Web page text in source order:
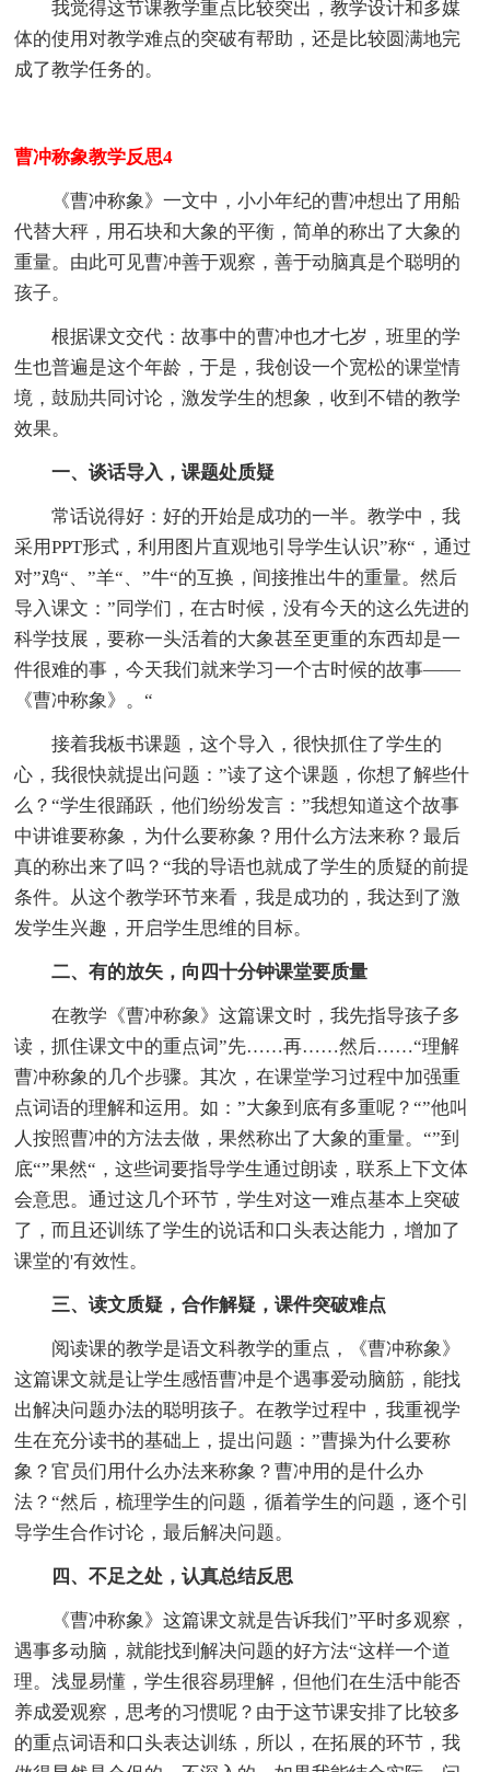
我觉得这节课教学重点比较突出，教学设计和多媒
体的使用对教学难点的突破有帮助，还是比较圆满地完
成了教学任务的。
曹冲称象教学反思4
《曹冲称象》一文中，小小年纪的曹冲想出了用船
代替大秤，用石块和大象的平衡，简单的称出了大象的
重量。由此可见曹冲善于观察，善于动脑真是个聪明的
孩子。
根据课文交代：故事中的曹冲也才七岁，班里的学
生也普遍是这个年龄，于是，我创设一个宽松的课堂情
境，鼓励共同讨论，激发学生的想象，收到不错的教学
效果。
一、谈话导入，课题处质疑
常话说得好：好的开始是成功的一半。教学中，我
采用PPT形式，利用图片直观地引导学生认识”称“，通过
对”鸡“、”羊“、”牛“的互换，间接推出牛的重量。然后
导入课文：”同学们，在古时候，没有今天的这么先进的
科学技展，要称一头活着的大象甚至更重的东西却是一
件很难的事，今天我们就来学习一个古时候的故事——
《曹冲称象》。“
接着我板书课题，这个导入，很快抓住了学生的
心，我很快就提出问题：”读了这个课题，你想了解些什
么？“学生很踊跃，他们纷纷发言：”我想知道这个故事
中讲谁要称象，为什么要称象？用什么方法来称？最后
真的称出来了吗？“我的导语也就成了学生的质疑的前提
条件。从这个教学环节来看，我是成功的，我达到了激
发学生兴趣，开启学生思维的目标。
二、有的放矢，向四十分钟课堂要质量
在教学《曹冲称象》这篇课文时，我先指导孩子多
读，抓住课文中的重点词”先……再……然后……“理解
曹冲称象的几个步骤。其次，在课堂学习过程中加强重
点词语的理解和运用。如：”大象到底有多重呢？“”他叫
人按照曹冲的方法去做，果然称出了大象的重量。“”到
底“”果然“，这些词要指导学生通过朗读，联系上下文体
会意思。通过这几个环节，学生对这一难点基本上突破
了，而且还训练了学生的说话和口头表达能力，增加了
课堂的'有效性。
三、读文质疑，合作解疑，课件突破难点
阅读课的教学是语文科教学的重点，《曹冲称象》
这篇课文就是让学生感悟曹冲是个遇事爱动脑筋，能找
出解决问题办法的聪明孩子。在教学过程中，我重视学
生在充分读书的基础上，提出问题：”曹操为什么要称
象？官员们用什么办法来称象？曹冲用的是什么办
法？“然后，梳理学生的问题，循着学生的问题，逐个引
导学生合作讨论，最后解决问题。
四、不足之处，认真总结反思
《曹冲称象》这篇课文就是告诉我们”平时多观察，
遇事多动脑，就能找到解决问题的好方法“这样一个道
理。浅显易懂，学生很容易理解，但他们在生活中能否
养成爱观察，思考的习惯呢？由于这节课安排了比较多
的重点词语和口头表达训练，所以，在拓展的环节，我